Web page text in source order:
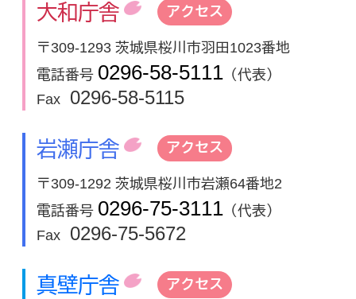
大和庁舎 アクセス
〒309-1293 茨城県桜川市羽田1023番地
電話番号 0296-58-5111 （代表）
Fax
0296-58-5115
岩瀬庁舎 アクセス
〒309-1292 茨城県桜川市岩瀬64番地2
電話番号 0296-75-3111 （代表）
Fax
0296-75-5672
真壁庁舎 アクセス